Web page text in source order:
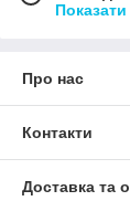
Про нас
Контакти
Доставка та